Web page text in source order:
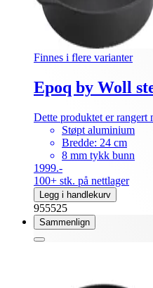
Finnes i flere varianter
Epoq by Woll
Dette produktet er rangert
Støpt aluminium
Bredde: 24 cm
8 mm tykk bunn
1999.-
100+ stk. på nettlager
Legg i handlekurv
955525
Sammenlign